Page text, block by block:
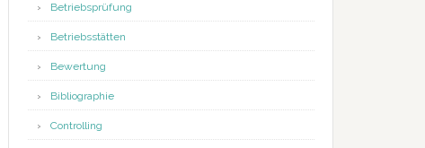
Betriebsprüfung
Betriebsstätten
Bewertung
Bibliographie
Controlling